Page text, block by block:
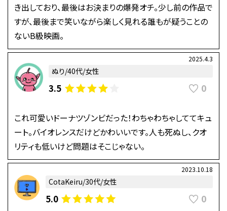
き出しており、最後はお決まりの爆発オチ。少し前の作品で
すが、最後まで笑いながら楽しく見れる誰もが疑うことの
ないB級映画。
2025.4.3
ぬり/40代/女性
3.5 0
これ可愛いドーナツゾンビだった！わちゃわちゃしててキュ
ート。バイオレンスだけどかわいいです。人も死ぬし、クオ
リティも低いけど問題はそこじゃない。
2023.10.18
CotaKeiru/30代/女性
5.0 0